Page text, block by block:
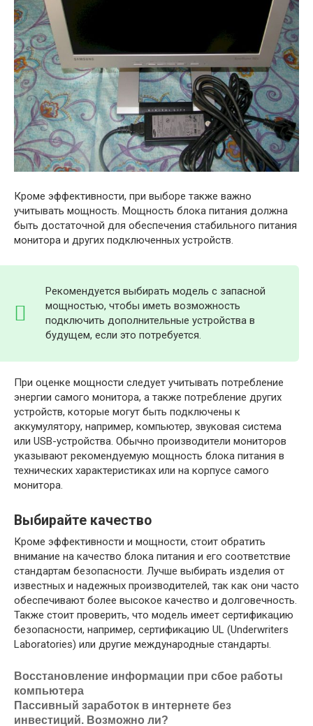
Кроме эффективности, при выборе также важно
учитывать мощность. Мощность блока питания должна
быть достаточной для обеспечения стабильного питания
монитора и других подключенных устройств.
Рекомендуется выбирать модель с запасной
мощностью, чтобы иметь возможность
подключить дополнительные устройства в
будущем, если это потребуется.
При оценке мощности следует учитывать потребление
энергии самого монитора, а также потребление других
устройств, которые могут быть подключены к
аккумулятору, например, компьютер, звуковая система
или USB-устройства. Обычно производители мониторов
указывают рекомендуемую мощность блока питания в
технических характеристиках или на корпусе самого
монитора.
Выбирайте качество
Кроме эффективности и мощности, стоит обратить
внимание на качество блока питания и его соответствие
стандартам безопасности. Лучше выбирать изделия от
известных и надежных производителей, так как они часто
обеспечивают более высокое качество и долговечность.
Также стоит проверить, что модель имеет сертификацию
безопасности, например, сертификацию UL (Underwriters
Laboratories) или другие международные стандарты.
Восстановление информации при сбое работы
компьютера
Пассивный заработок в интернете без
инвестиций. Возможно ли?